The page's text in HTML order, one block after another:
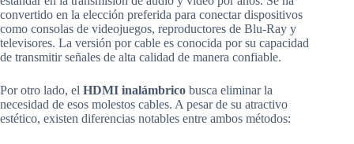
convertido en la elección preferida para conectar dispositivos
como consolas de videojuegos, reproductores de Blu-Ray y
televisores. La versión por cable es conocida por su capacidad
de transmitir señales de alta calidad de manera confiable.
Por otro lado, el HDMI inalámbrico busca eliminar la
necesidad de esos molestos cables. A pesar de su atractivo
estético, existen diferencias notables entre ambos métodos: